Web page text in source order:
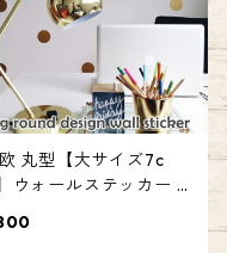
丸型【大サイズ7c
ウォールステッカー 1
ル DIY 壁紙 ベビー キ